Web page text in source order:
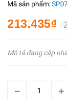
Mã sản phẩm:
213.435₫
Mô tả đang cập